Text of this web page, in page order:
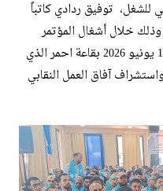
للشغل، توفيق ردادي كاتباً
خلال أشغال المؤتمر
الجهوي بمدينة اليوسفية يوم الأحد 14 يونيو 2026 بقاعة احمر الذي
آفاق العمل النقابي